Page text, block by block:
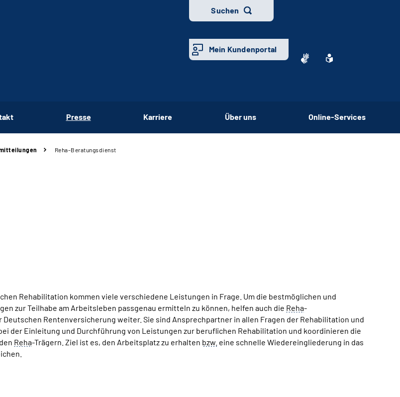
Suchen
Mein Kundenportal
Presse Karriere Über uns Online-Services
Reha-Beratungsdienst
Rehabilitation kommen viele verschiedene Leistungen in Frage. Um die bestmöglichen und
zur Teilhabe am Arbeitsleben passgenau ermitteln zu können, helfen auch die Reha-
Rentenversicherung weiter. Sie sind Ansprechpartner in allen Fragen der Rehabilitation und
der Einleitung und Durchführung von Leistungen zur beruflichen Rehabilitation und koordinieren die
Reha-Trägern. Ziel ist es, den Arbeitsplatz zu erhalten bzw. eine schnelle Wiedereingliederung in das